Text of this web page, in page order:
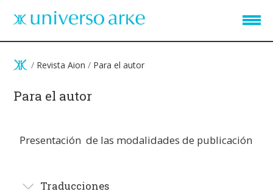
/ Revista Aion / Para el autor
Para el autor
Presentación de las modalidades de publicación
Traducciones